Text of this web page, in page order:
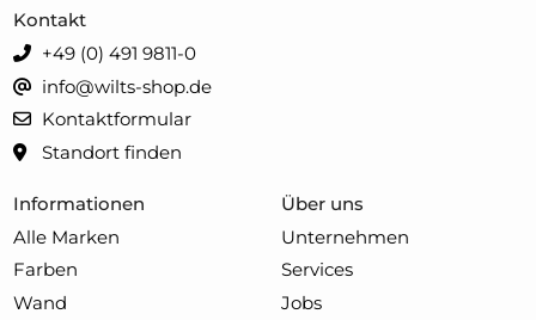
Informationen
Alle Marken
Farben
Wand
Über uns
Unternehmen
Services
Jobs
Kontakt
+49 (0) 491 9811-0
info@wilts-shop.de
Kontaktformular
Standort finden